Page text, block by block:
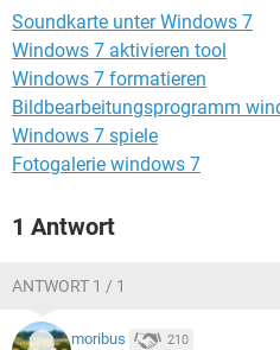
Soundkarte unter Windows 7
Windows 7 aktivieren tool
Windows 7 formatieren
Bildbearbeitungsprogramm
Windows 7 spiele
Fotogalerie windows 7
1 Antwort
ANTWORT 1 / 1
moribus 210